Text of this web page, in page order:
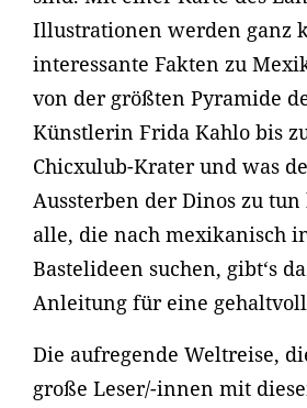
Illustrationen werden ganz
interessante Fakten zu
von der größten Pyramide
Künstlerin Frida Kahlo bis
Chicxulub-Krater und was
Aussterben der Dinos zu
alle, die nach mexikanisch
Bastelideen suchen, gibt‘s
Anleitung für eine
Die aufregende Weltreise,
große Leser/-innen mit